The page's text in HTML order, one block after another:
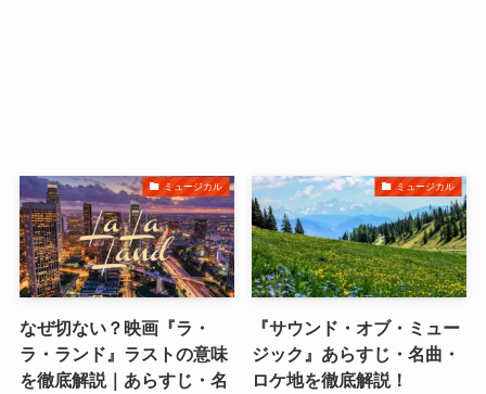
ミュージカル
なぜ切ない？映画『ラ・
ラ・ランド』ラストの意味
を徹底解説｜あらすじ・名
ミュージカル
『サウンド・オブ・ミュー
ジック』あらすじ・名曲・
ロケ地を徹底解説！